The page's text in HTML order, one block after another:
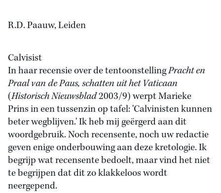
R.D. Paauw, Leiden
Calvisist
In haar recensie over de tentoonstellingPracht en
Praal van de Paus, schatten uit het Vaticaan
(Historisch Nieuwsblad2003/9) werpt Marieke
Prins in een tussenzin op tafel: 'Calvinisten kunnen
beter wegblijven.' Ik heb mij geërgerd aan dit
woordgebruik. Noch recensente, noch uw redactie
geven enige onderbouwing aan deze kretologie. Ik
begrijp wat recensente bedoelt, maar vind het niet
te begrijpen dat dit zo klakkeloos wordt
neergepend.